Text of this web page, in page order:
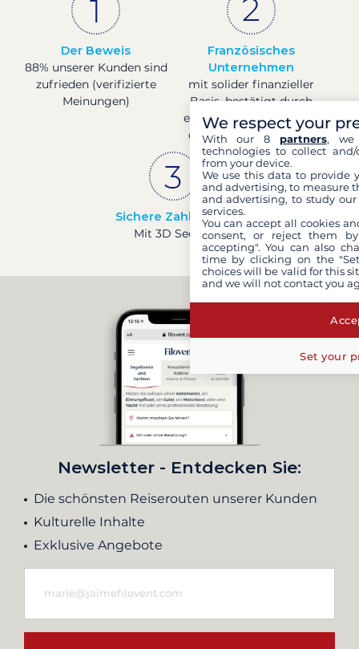
Der Beweis
88% unserer Kunden sind
zufrieden (verifizierte
Meinungen)
Französisches
Unternehmen
mit solider finanzieller
Basis, bestätigt durch
eine Bonitätsbewertung
der Banque de France.
Sichere Zahlungen
Mit 3D Secure
Newsletter - Entdecken Sie:
Die schönsten Reiserouten unserer Kunden
Kulturelle Inhalte
Exklusive Angebote
We respect your
With our 8 partners, we
technologies to collect
from your device.
We use this data to provide
and advertising, to measure
and advertising, to study
services.
You can accept all cookies
consent, or reject them
accepting". You can also
time by clicking on the
choices will be valid for this
and we will not contact you
Set your